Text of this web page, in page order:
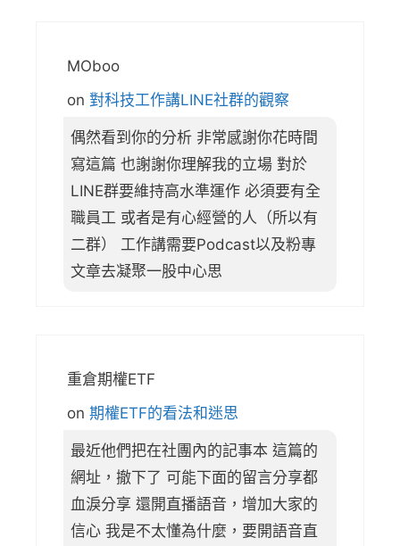
MOboo
on 對科技工作講LINE社群的觀察
偶然看到你的分析 非常感謝你花時間
寫這篇 也謝謝你理解我的立場 對於
LINE群要維持高水準運作 必須要有全
職員工 或者是有心經營的人（所以有
二群） 工作講需要Podcast以及粉專
文章去凝聚一股中心思
重倉期權ETF
on 期權ETF的看法和迷思
最近他們把在社團內的記事本 這篇的
網址，撤下了 可能下面的留言分享都
血淚分享 還開直播語音，增加大家的
信心 我是不太懂為什麼，要開語音直